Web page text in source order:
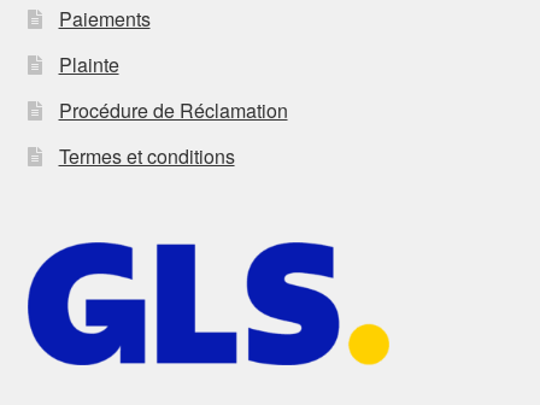
Paiements
Plainte
Procédure de Réclamation
Termes et conditions